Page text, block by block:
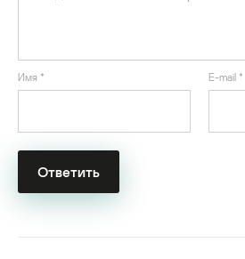
Имя * E-mail *